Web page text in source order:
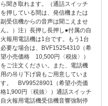
ら聞き取れます。（通話スイッチ
を押している間は、発信機または
副受信機からの音声は聞こえませ
ん。）注）長押し長押し●付属の自
火報用電話機は1台です。もう1台
必要な場合は、BVF15254310（希
望小売価格 10,500円〈税抜〉）
をご注文ください。また、電話機
用の吊り下げ袋もご用意していま
す。 BV99528901（希望小売価
格1,900円〈税抜〉）通話スイッチ
自火報用電話機受信機音響強制停